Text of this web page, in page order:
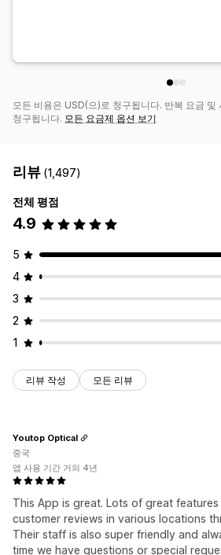
모든 비용은 USD(으)로 청구됩니다. 반복 요금
청구됩니다. 모든 요금제 옵션 보기
리뷰 (1,497)
전체 평점
4.9
5
4
3
2
1
리뷰 작성 모든 리뷰
This App is great. Lots of great
customer reviews in various locations
Their staff is also super friendly and
time we have questions or special
Youtop Optical
중국
앱 사용 기간 거의 4년